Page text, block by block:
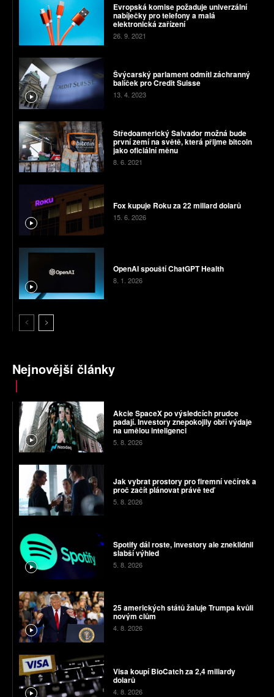
Evropská komise požaduje univerzální
nabíječky pro telefony a malá
elektronická zařízení
26. 9. 2021
Švýcarský parlament odmítl záchranný
balíček pro Credit Suisse
13. 4. 2023
Středoamerický Salvador možná bude
první zemí na světě, která přijme bitcoin
jako oficiální měnu
8. 6. 2021
Fox kupuje Roku za 22 miliard dolarů
15. 6. 2026
OpenAI spouští ChatGPT Health
8. 1. 2026
Nejnovější články
Akcie SpaceX po výsledcích prudce
padají. Investory znepokojily obří výdaje
na umělou inteligenci
5. 8. 2026
Jak vybrat prostory pro firemní večírek a
proč začít plánovat právě teď
5. 8. 2026
Spotify dál roste, investory ale zneklidnil
slabší výhled
5. 8. 2026
25 amerických států žaluje Trumpa kvůli
novým clům
4. 8. 2026
Visa koupí BioCatch za 2,4 miliardy
dolarů
4. 8. 2026